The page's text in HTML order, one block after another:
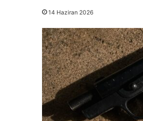
14 Haziran 2026